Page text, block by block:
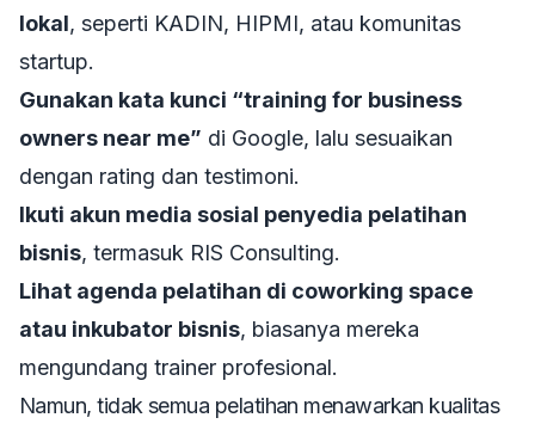
lokal, seperti KADIN, HIPMI, atau komunitas
startup.
Gunakan kata kunci “training for business
owners near me” di Google, lalu sesuaikan
dengan rating dan testimoni.
Ikuti akun media sosial penyedia pelatihan
bisnis, termasuk RIS Consulting.
Lihat agenda pelatihan di coworking space
atau inkubator bisnis, biasanya mereka
mengundang trainer profesional.
Namun, tidak semua pelatihan menawarkan kualitas